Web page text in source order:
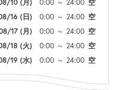
10 (月) 0:00 ～ 24:00 空
16 (日) 0:00 ～ 24:00 空
17 (月) 0:00 ～ 24:00 空
18 (火) 0:00 ～ 24:00 空
19 (水) 0:00 ～ 24:00 空